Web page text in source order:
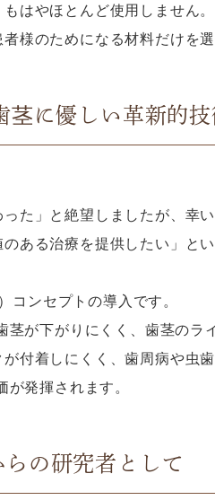
はやほとんど使用しません。
様のためになる材料だけを選
茎に優しい革新的技
た」と絶望しましたが、幸
ある治療を提供したい」と
コンセプトの導入です。
が下がりにくく、歯茎のラ
付着しにくく、歯周病や虫歯
発揮されます。
の研究者として